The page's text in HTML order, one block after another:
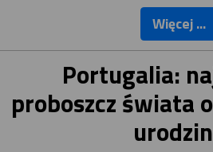
Więcej ...
Portugalia:
proboszcz świata